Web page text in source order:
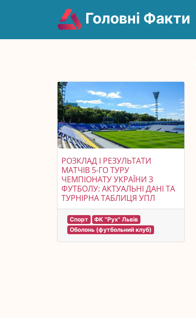
Головні Факти
РОЗКЛАД І РЕЗУЛЬТАТИ
МАТЧІВ 5-ГО ТУРУ
ЧЕМПІОНАТУ УКРАЇНИ З
ФУТБОЛУ: АКТУАЛЬНІ ДАНІ ТА
ТУРНІРНА ТАБЛИЦЯ УПЛ
Спорт
ФК "Рух" Львів
Оболонь (футбольний клуб)